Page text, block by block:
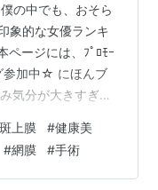
の中でも、おそら
象的な女優ランキ
ページには、ﾌﾟﾛﾓｰ
参加中☆ にほんブ
気分が大きすぎ
すら、書き綴った
に立たない、読者
た。 ジャーナリン
上膜 #健康美
#網膜 #手術